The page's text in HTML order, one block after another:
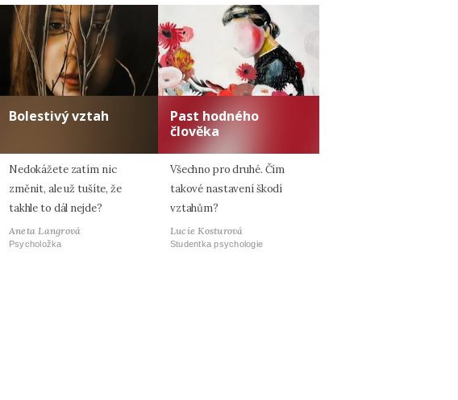
Bolestivý vztah
Nedokážete zatím nic
změnit, ale už tušíte, že
takhle to dál nejde?
Aneta Langrová
Psycholožka
Past hodného
člověka
Všechno pro druhé. Čím
takové nastavení škodí
vztahům?
Lucie Kosturová
Studentka psychologie